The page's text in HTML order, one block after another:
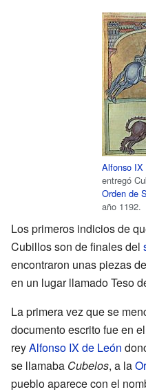
Alfonso IX
entregó
Orden de
año 1192.
Los primeros indicios de
Cubillos son de finales del
encontraron unas piezas
en un lugar llamado Teso
La primera vez que se
documento escrito fue en el
reyAlfonso IX de León
se llamaba Cubelos, a la
pueblo aparece con el